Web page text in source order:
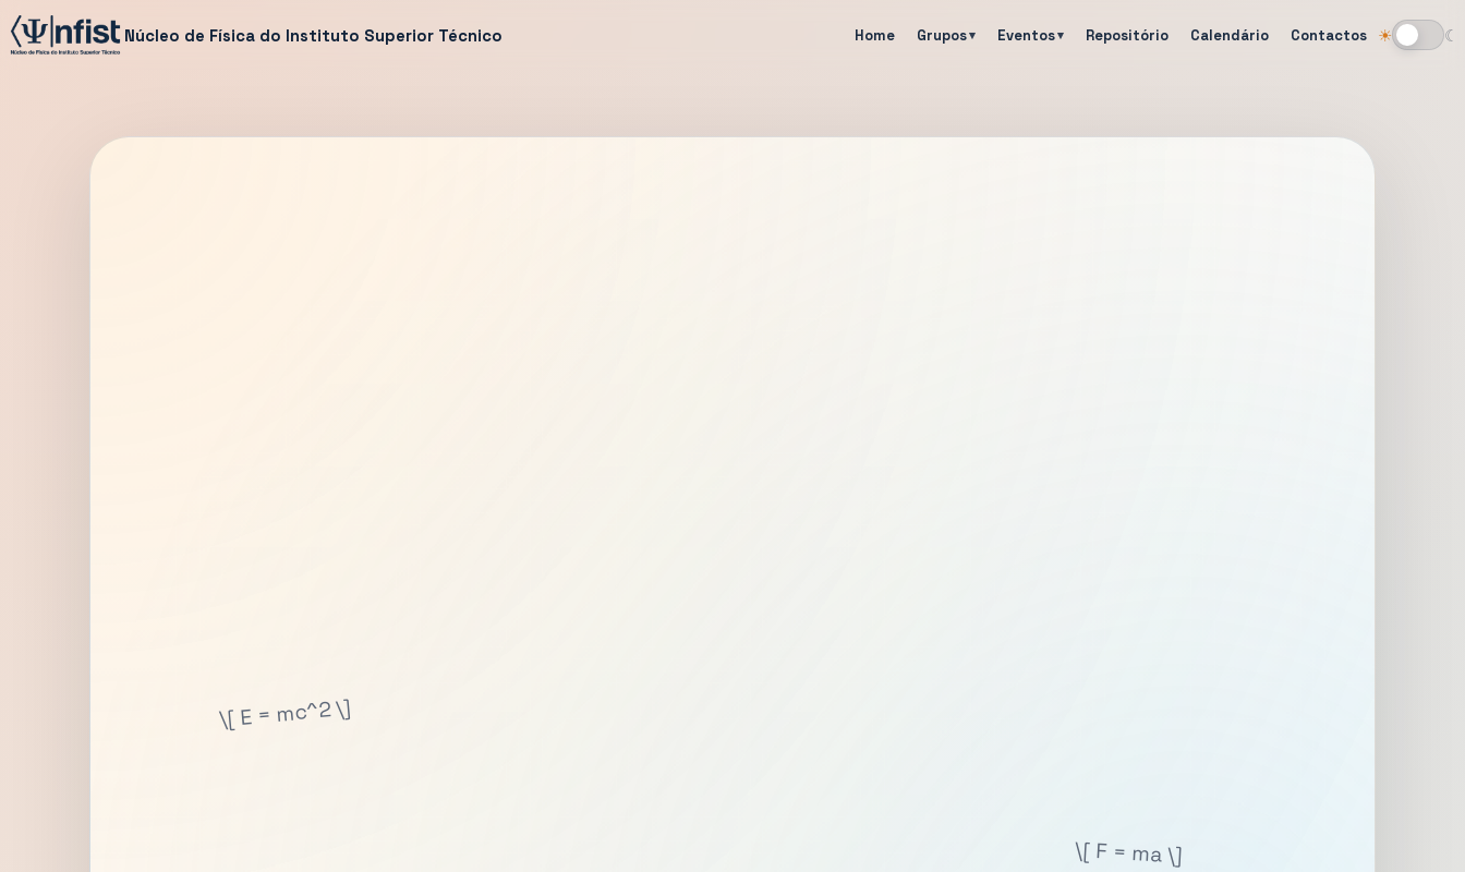
Núcleo de Física do Instituto Superior Técnico Home Grupos Eventos Repositório Calendário Contactos ☀ ☾
Alternar tema
\[ E = mc^2 \]
\[ F = ma \]